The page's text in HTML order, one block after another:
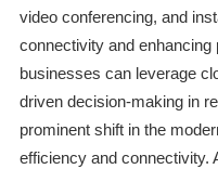
video conferencing, and
connectivity and enhancing
businesses can leverage
driven decision-making in
prominent shift in the
efficiency and connectivity.